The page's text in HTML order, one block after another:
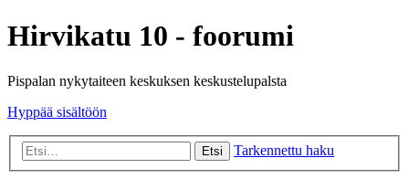
Hirvikatu 10 - foorumi
Pispalan nykytaiteen keskuksen keskustelupalsta
Hyppää sisältöön
Etsi Tarkennettu haku